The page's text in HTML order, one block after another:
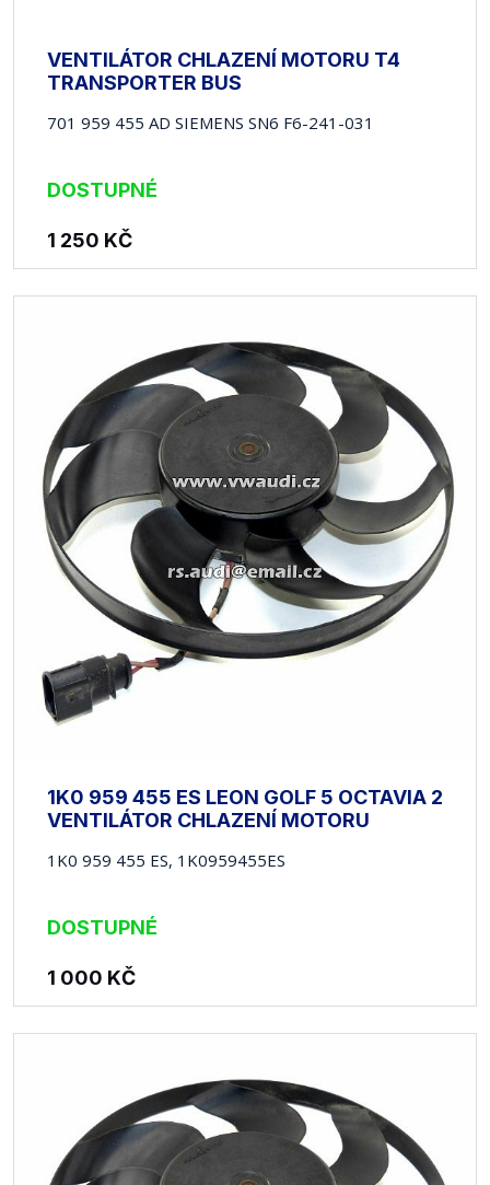
VENTILÁTOR CHLAZENÍ MOTORU T4
TRANSPORTER BUS
701 959 455 AD SIEMENS SN6 F6-241-031
DOSTUPNÉ
1 250 KČ
1K0 959 455 ES LEON GOLF 5 OCTAVIA 2
VENTILÁTOR CHLAZENÍ MOTORU
1K0 959 455 ES, 1K0959455ES
DOSTUPNÉ
1 000 KČ